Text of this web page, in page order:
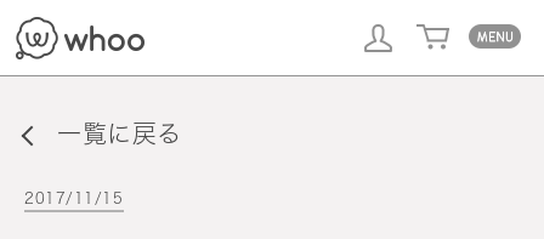
一覧に戻る
2017/11/15